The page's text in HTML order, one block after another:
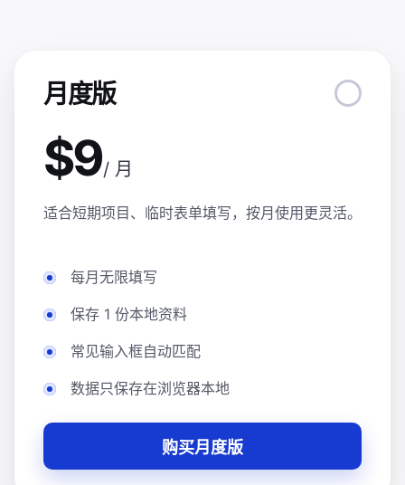
月度版
$9/ 月
适合短期项目、临时表单填写，按月使用更灵活。
每月无限填写
保存 1 份本地资料
常见输入框自动匹配
数据只保存在浏览器本地
购买月度版